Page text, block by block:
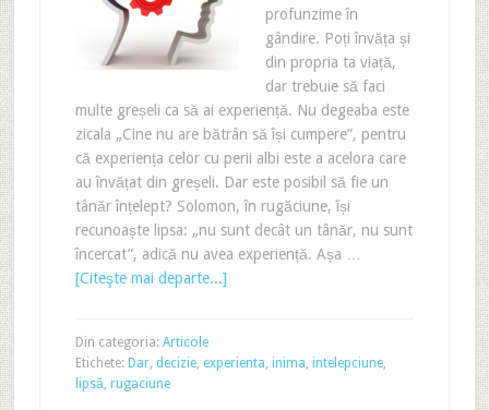
profunzime în
gândire. Poți învăța și
din propria ta viață,
dar trebuie să faci
multe greșeli ca să ai experiență. Nu degeaba este
zicala „Cine nu are bătrân să își cumpere”, pentru
că experiența celor cu perii albi este a acelora care
au învățat din greșeli. Dar este posibil să fie un
tânăr înțelept? Solomon, în rugăciune, își
recunoaște lipsa: „nu sunt decât un tânăr, nu sunt
încercat”, adică nu avea experiență. Așa …
[Citeşte mai departe...]
Din categoria: Articole
Etichete: Dar, decizie, experienta, inima, intelepciune,
lipsă, rugaciune